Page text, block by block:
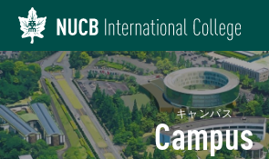
キャンパス
Campus